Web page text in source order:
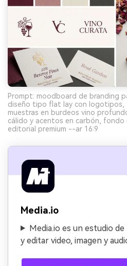
Prompt: moodboard de branding
diseño tipo flat lay con
muestras en burdeos vino
cálido y acentos en carbón,
editorial premium --ar 16:9
Media.io
Media.io es un estudio
y editar video, imagen y